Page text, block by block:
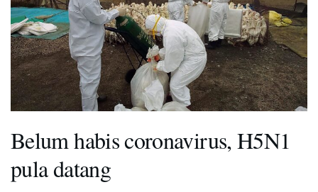
Belum habis coronavirus, H5N1
pula datang